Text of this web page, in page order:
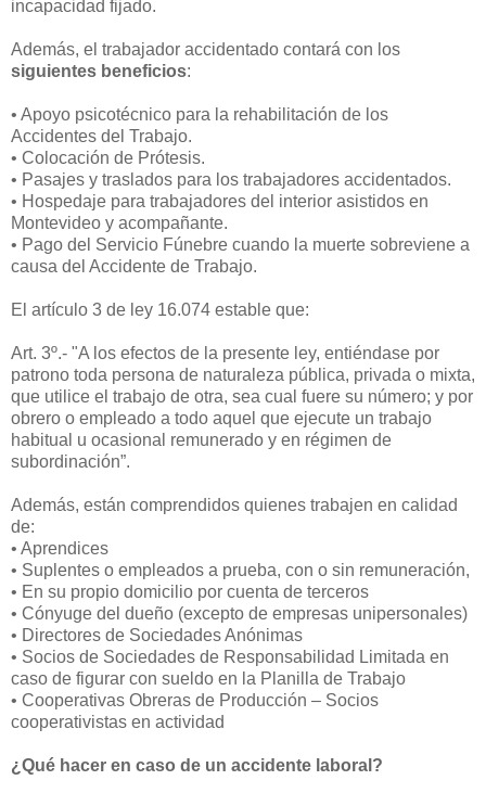
incapacidad fijado.
Además, el trabajador accidentado contará con los
siguientes beneficios:
• Apoyo psicotécnico para la rehabilitación de los
Accidentes del Trabajo.
• Colocación de Prótesis.
• Pasajes y traslados para los trabajadores accidentados.
• Hospedaje para trabajadores del interior asistidos en
Montevideo y acompañante.
• Pago del Servicio Fúnebre cuando la muerte sobreviene a
causa del Accidente de Trabajo.
El artículo 3 de ley 16.074 estable que:
Art. 3º.- "A los efectos de la presente ley, entiéndase por
patrono toda persona de naturaleza pública, privada o mixta,
que utilice el trabajo de otra, sea cual fuere su número; y por
obrero o empleado a todo aquel que ejecute un trabajo
habitual u ocasional remunerado y en régimen de
subordinación”.
Además, están comprendidos quienes trabajen en calidad
de:
• Aprendices
• Suplentes o empleados a prueba, con o sin remuneración,
• En su propio domicilio por cuenta de terceros
• Cónyuge del dueño (excepto de empresas unipersonales)
• Directores de Sociedades Anónimas
• Socios de Sociedades de Responsabilidad Limitada en
caso de figurar con sueldo en la Planilla de Trabajo
• Cooperativas Obreras de Producción – Socios
cooperativistas en actividad
¿Qué hacer en caso de un accidente laboral?